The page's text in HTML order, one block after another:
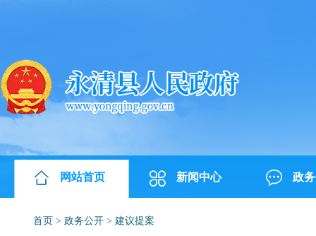
网站首页 新闻中心 政
首页 > 政务公开 > 建议提案